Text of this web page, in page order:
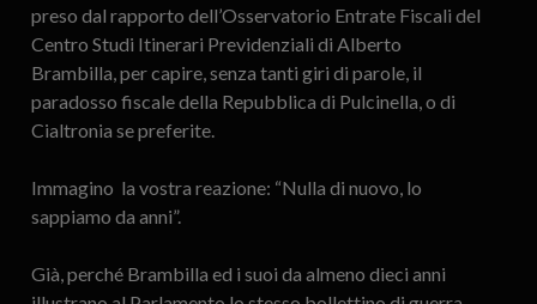
preso dal rapporto dell’Osservatorio Entrate Fiscali del
Centro Studi Itinerari Previdenziali di Alberto
Brambilla, per capire, senza tanti giri di parole, il
paradosso fiscale della Repubblica di Pulcinella, o di
Cialtronia se preferite.
Immagino la vostra reazione: “Nulla di nuovo, lo
sappiamo da anni”.
Già, perché Brambilla ed i suoi da almeno dieci anni